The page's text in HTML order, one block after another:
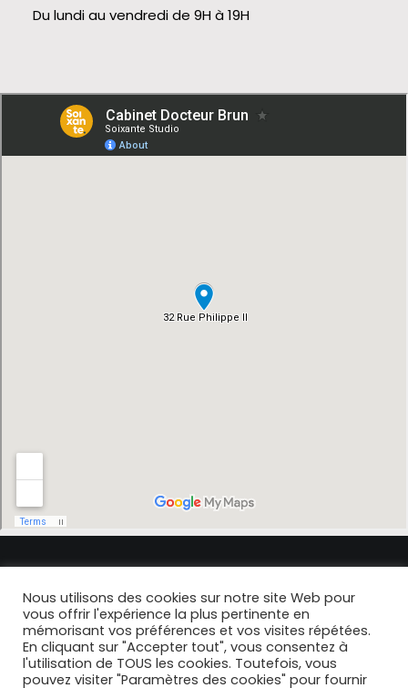
Du lundi au vendredi de 9H à 19H
© 2021- 2024 Dr Brun. |Politique de confidentialité |Mentions Légales
Design & DeveloppementStudio Soixante
Nous utilisons des cookies sur notre site Web pour
vous offrir l'expérience la plus pertinente en
mémorisant vos préférences et vos visites répétées.
En cliquant sur "Accepter tout", vous consentez à
l'utilisation de TOUS les cookies. Toutefois, vous
pouvez visiter "Paramètres des cookies" pour fournir